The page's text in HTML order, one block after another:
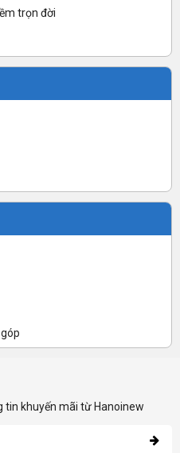
trọn đời
tin khuyến mãi từ Hanoinew